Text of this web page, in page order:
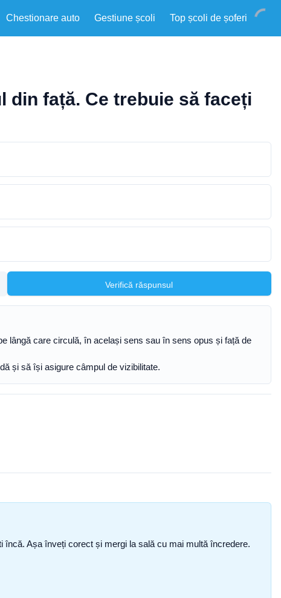
Chestionare auto Gestiune școli Top școli de șoferi
față. Ce trebuie să faceți
Verifică răspunsul
lângă care circulă, în același sens sau în sens opus și față de
și să își asigure câmpul de vizibilitate.
Așa înveți corect și mergi la sală cu mai multă încredere.